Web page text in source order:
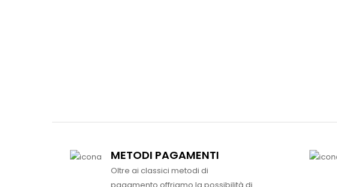
METODI PAGAMENTI
Oltre ai classici metodi di